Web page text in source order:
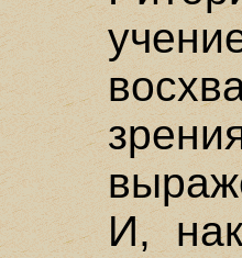
И,